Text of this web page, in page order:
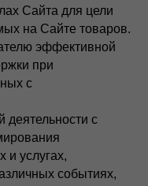
Сайта для цели
на Сайте товаров.
эффективной
при
с
деятельности с
и услугах,
событиях,